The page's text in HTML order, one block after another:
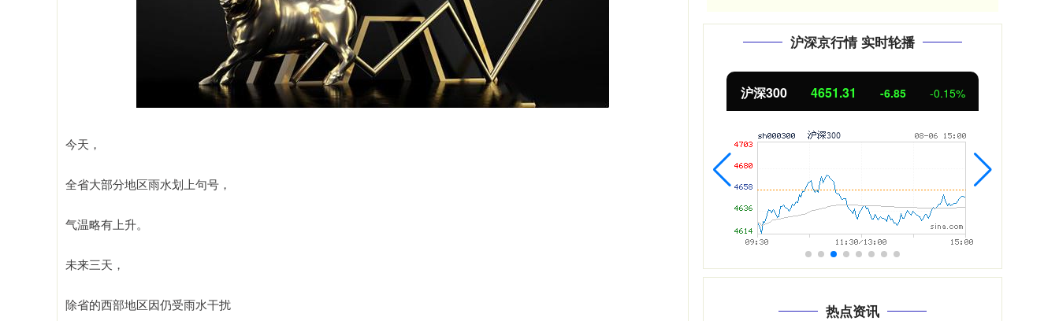
今天，
全省大部分地区雨水划上句号，
气温略有上升。
未来三天，
除省的西部地区因仍受雨水干扰
沪深京行情 实时轮播
14110.12 -34.08 -0.24% 沪深300 4651.31 北证50 1122.88 3.42 0.30%
热点资讯